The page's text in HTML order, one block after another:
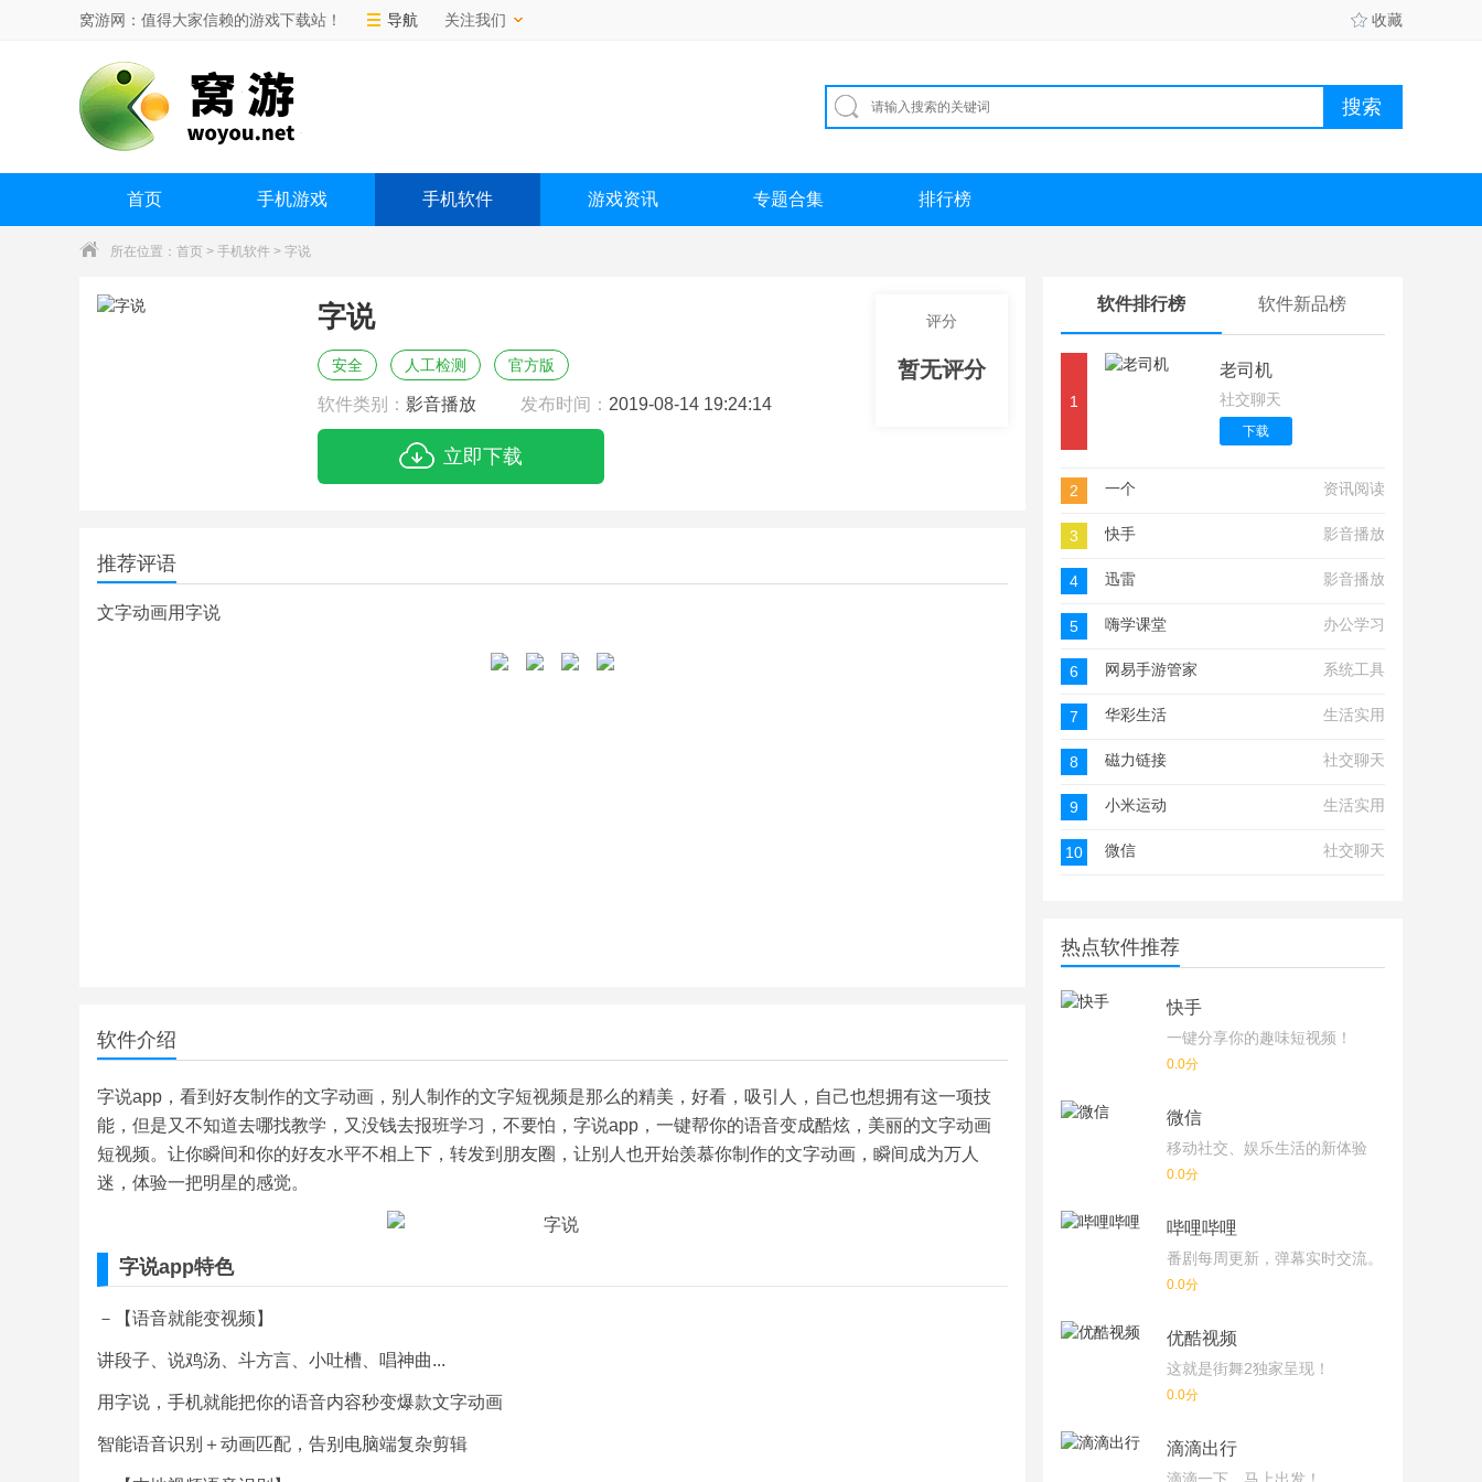
窝游网：值得大家信赖的游戏下载站！ 导航 关注我们 收藏
首页 手机游戏 手机软件 游戏资讯 专题合集 排行榜
所在位置： 首页 > 手机软件 > 字说
字说
安全 人工检测 官方版
软件类别： 影音播放 发布时间： 2019-08-14 19:24:14
立即下载
评分
暂无评分
推荐评语
文字动画用字说
软件介绍
字说app，看到好友制作的文字动画，别人制作的文字短视频是那么的精美，好看，吸引人，自己也想拥有这一项技
能，但是又不知道去哪找教学，又没钱去报班学习，不要怕，字说app，一键帮你的语音变成酷炫，美丽的文字动画
短视频。让你瞬间和你的好友水平不相上下，转发到朋友圈，让别人也开始羡慕你制作的文字动画，瞬间成为万人
迷，体验一把明星的感觉。
字说app特色
－【语音就能变视频】
讲段子、说鸡汤、斗方言、小吐槽、唱神曲...
用字说，手机就能把你的语音内容秒变爆款文字动画
智能语音识别＋动画匹配，告别电脑端复杂剪辑
软件排行榜 软件新品榜
1
老司机
社交聊天
下载
2 一个 资讯阅读
3 快手 影音播放
4 迅雷 影音播放
5 嗨学课堂 办公学习
6 网易手游管家 系统工具
7 华彩生活 生活实用
8 磁力链接 社交聊天
9 小米运动 生活实用
10 微信 社交聊天
热点软件推荐
快手
一键分享你的趣味短视频！
0.0分
微信
移动社交、娱乐生活的新体验
0.0分
哔哩哔哩
番剧每周更新，弹幕实时交流。
0.0分
优酷视频
这就是街舞2独家呈现！
0.0分
滴滴出行